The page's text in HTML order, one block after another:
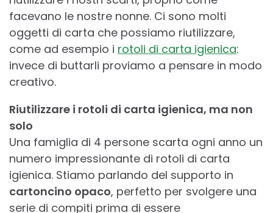
facevano le nostre nonne. Ci sono molti
oggetti di carta che possiamo riutilizzare,
come ad esempio i rotoli di carta igienica:
invece di buttarli proviamo a pensare in modo
creativo.
Riutilizzare i rotoli di carta igienica, ma non
solo
Una famiglia di 4 persone scarta ogni anno un
numero impressionante di rotoli di carta
igienica. Stiamo parlando del supporto in
cartoncino opaco, perfetto per svolgere una
serie di compiti prima di essere